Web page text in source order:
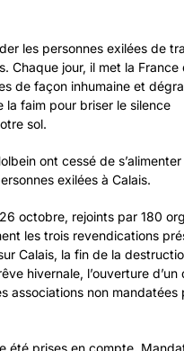
les personnes exilées de
Chaque jour, il met la France
de façon inhumaine et
la faim pour briser le silence
sol.
ont cessé de
exilées à Calais.
octobre, rejoints par 180
les trois revendications
Calais, la fin de la
hivernale, l’ouverture d’un
non mandatées
été prises en compte.